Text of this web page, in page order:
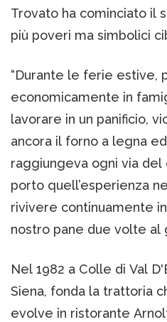
Trovato ha cominciato il
più poveri ma simbolici
“Durante le ferie estive,
economicamente in
lavorare in un panificio,
ancora il forno a legna
raggiungeva ogni via del
porto quell’esperienza
rivivere continuamente
nostro pane due volte al
Nel 1982 a Colle di Val
Siena, fonda la trattoria
evolve in ristorante